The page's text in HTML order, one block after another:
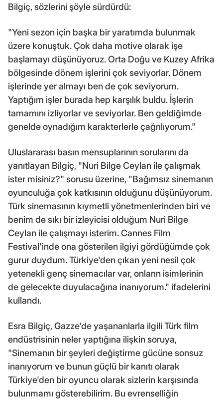
Bilgiç, sözlerini şöyle sürdürdü:
"Yeni sezon için başka bir yaratımda bulunmak
üzere konuştuk. Çok daha motive olarak işe
başlamayı düşünüyoruz. Orta Doğu ve Kuzey Afrika
bölgesinde dönem işlerini çok seviyorlar. Dönem
işlerinde yer almayı ben de çok seviyorum.
Yaptığım işler burada hep karşılık buldu. İşlerin
tamamını izliyorlar ve seviyorlar. Ben geldiğimde
genelde oynadığım karakterlerle çağrılıyorum."
Uluslararası basın mensuplarının sorularını da
yanıtlayan Bilgiç, "Nuri Bilge Ceylan ile çalışmak
ister misiniz?" sorusu üzerine, "Bağımsız sinemanın
oyunculuğa çok katkısının olduğunu düşünüyorum.
Türk sinemasının kıymetli yönetmenlerinden biri ve
benim de sıkı bir izleyicisi olduğum Nuri Bilge
Ceylan ile çalışmayı isterim. Cannes Film
Festival'inde ona gösterilen ilgiyi gördüğümde çok
gurur duydum. Türkiye'den çıkan yeni nesil çok
yetenekli genç sinemacılar var, onların isimlerinin
de gelecekte duyulacağına inanıyorum." ifadelerini
kullandı.
Esra Bilgiç, Gazze'de yaşananlarla ilgili Türk film
endüstrisinin neler yaptığına ilişkin soruya,
"Sinemanın bir şeyleri değiştirme gücüne sonsuz
inanıyorum ve bunun güçlü bir kanıtı olarak
Türkiye'den bir oyuncu olarak sizlerin karşısında
bulunmamı gösterebilirim. Bu evrenselliğin